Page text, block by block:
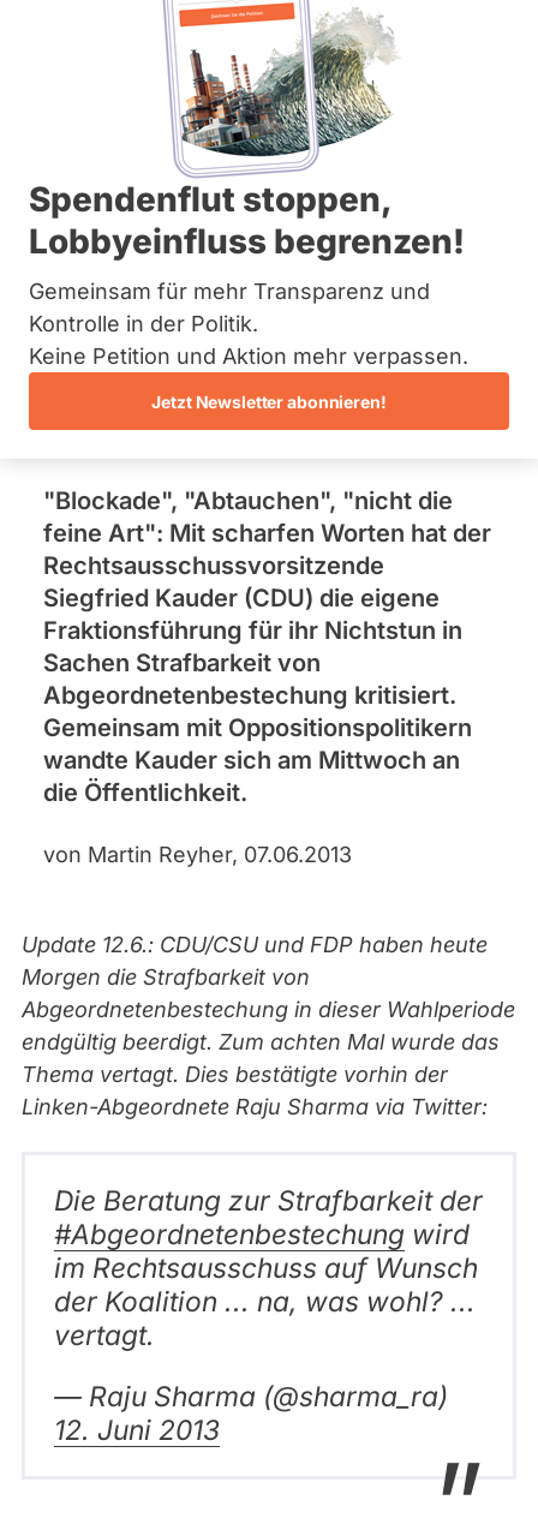
Bremen
Hamburg
Hessen
Mecklenburg-Vorpommern
Niedersachsen
Nordrhein-Westfalen
Rheinland-Pfalz
Saarland
Sachsen
Sachsen-Anhalt
Sachsen-Anhalt
Schleswig-Holstein
Thüringen
Archiv
Spendenflut stoppen,
Lobbyeinfluss begrenzen!
Gemeinsam für mehr Transparenz und
Kontrolle in der Politik.
Keine Petition und Aktion mehr verpassen.
Jetzt Newsletter abonnieren!
Informationen.
Unsere Forderungen
"Blockade bei
Ausschussvorsitzender
Kauder übt scharfe
Kritik an eigener
Fraktionsführung
"Blockade", "Abtauchen", "nicht die
feine Art": Mit scharfen Worten hat der
Rechtsausschussvorsitzende
Siegfried Kauder (CDU) die eigene
Fraktionsführung für ihr Nichtstun in
Sachen Strafbarkeit von
Abgeordnetenbestechung kritisiert.
Gemeinsam mit Oppositionspolitikern
wandte Kauder sich am Mittwoch an
die Öffentlichkeit.
von Martin Reyher, 07.06.2013
Update 12.6.: CDU/CSU und FDP haben heute
Morgen die Strafbarkeit von
Abgeordnetenbestechung in dieser Wahlperiode
endgültig beerdigt. Zum achten Mal wurde das
Thema vertagt. Dies bestätigte vorhin der
Linken-Abgeordnete Raju Sharma via Twitter:
Die Beratung zur Strafbarkeit der
#Abgeordnetenbestechung wird
im Rechtsausschuss auf Wunsch
der Koalition ... na, was wohl? ...
vertagt.
— Raju Sharma (@sharma_ra)
12. Juni 2013